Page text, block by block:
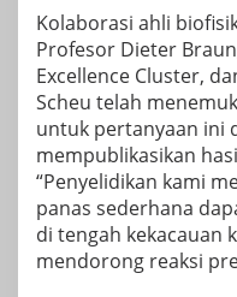
Kolaborasi ahli
Profesor Dieter
Excellence Cluster,
Scheu telah
untuk pertanyaan ini
mempublikasikan
“Penyelidikan kami
panas sederhana
di tengah kekacauan
mendorong reaksi